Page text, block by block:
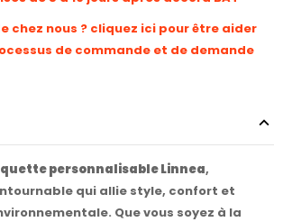
chez nous ? cliquez ici pour être aider
de commande et de demande
personnalisable Linnea,
qui allie style, confort et
Que vous soyez à la